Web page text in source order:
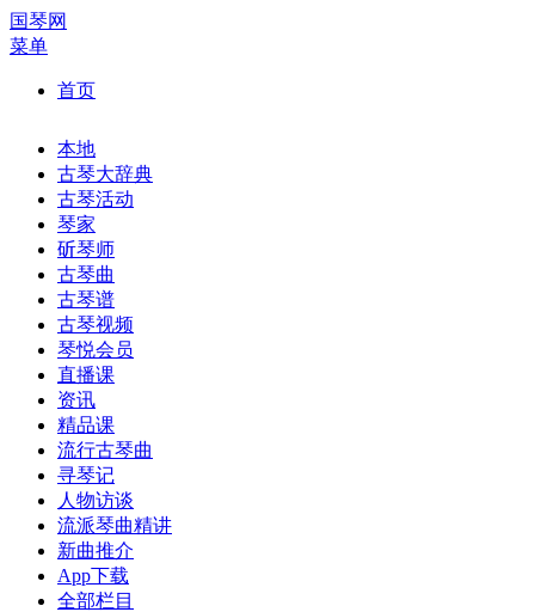
国琴网
菜单
首页
本地
古琴大辞典
古琴活动
琴家
斫琴师
古琴曲
古琴谱
古琴视频
琴悦会员
直播课
资讯
精品课
流行古琴曲
寻琴记
人物访谈
流派琴曲精讲
新曲推介
App下载
全部栏目